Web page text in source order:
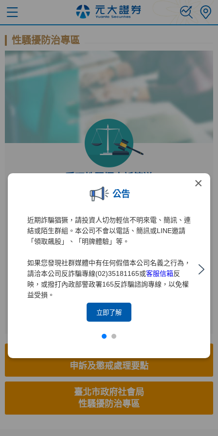
×
公告
近期詐騙猖獗，請投資人切勿輕信不明來電、簡訊、連
結或陌生群組。本公司不會以電話、簡訊或LINE邀請
「領取飆股」、「明牌體驗」等。
如果您發現社群媒體中有任何假借本公司名義之行為，
請洽本公司反詐騙專線(02)35181165或客服信箱反
映，或撥打內政部警政署165反詐騙諮詢專線，以免權
益受損。
立即了解
性騷擾防治專區
受理單位
受理電話
(02)2719-1715
電子信箱
hr8585.brk@yuanta.com
(02)2514-8626
申訴及懲戒處理要點
臺北市政府社會局
性騷擾防治專區